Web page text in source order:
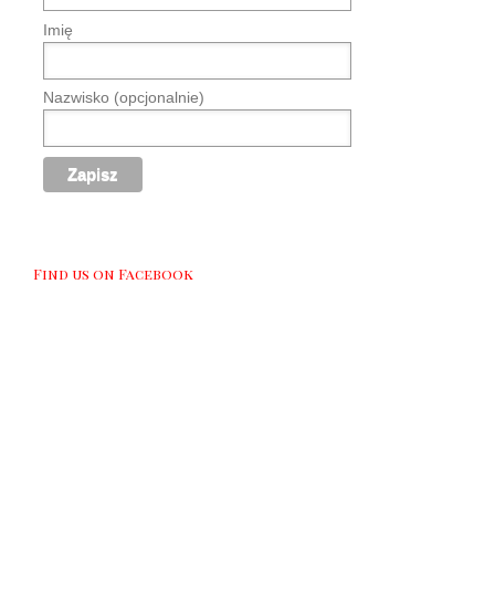
Imię
Nazwisko (opcjonalnie)
Find us on Facebook